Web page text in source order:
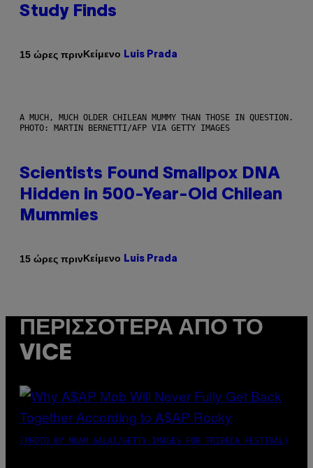
Study Finds
15 ώρες πρινΚείμενο Luis Prada
A MUCH, MUCH OLDER CHILEAN MUMMY THAN THOSE IN QUESTION.
PHOTO: MARTIN BERNETTI/AFP VIA GETTY IMAGES
Scientists Found Smallpox DNA
Hidden in 500-Year-Old Chilean
Mummies
15 ώρες πρινΚείμενο Luis Prada
ΠΕΡΙΣΣΌΤΕΡΑ ΑΠΌ ΤΟ
VICE
(PHOTO BY NOAM GALAI/GETTY IMAGES FOR TRIBECA FESTIVAL)